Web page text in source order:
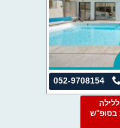
052-9708154
₪ ללילה
לילות בסופ"ש